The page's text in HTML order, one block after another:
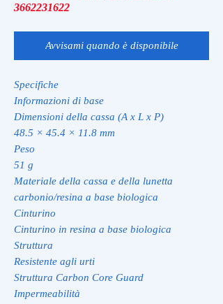
3662231622
Avvisami quando è disponibile
Specifiche
Informazioni di base
Dimensioni della cassa (A x L x P)
48.5 × 45.4 × 11.8 mm
Peso
51 g
Materiale della cassa e della lunetta
carbonio/resina a base biologica
Cinturino
Cinturino in resina a base biologica
Struttura
Resistente agli urti
Struttura Carbon Core Guard
Impermeabilità